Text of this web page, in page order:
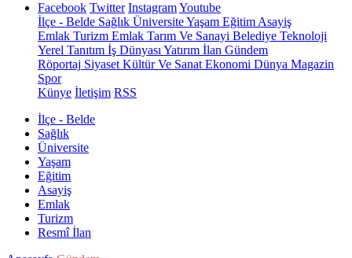
Facebook Twitter InstagramYoutube
İlçe - Belde Sağlık ÜniversiteYaşam Eğitim Asayiş
Emlak Turizm Emlak Tarım Ve Sanayi Belediye Teknoloji
Yerel Tanıtım İş Dünyası Yatırım İlan Gündem
Röportaj Siyaset Kültür Ve Sanat Ekonomi Dünya Magazin
Spor
Künye İletişim RSS
İlçe - Belde
Sağlık
Üniversite
Yaşam
Eğitim
Asayiş
Emlak
Turizm
Resmî İlan